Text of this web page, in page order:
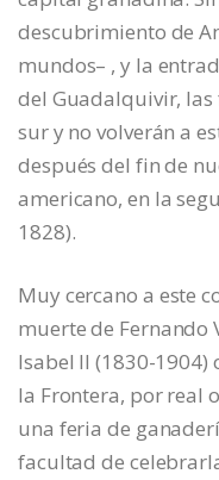
descubrimiento de
mundos– , y la
del Guadalquivir, las
sur y no volverán a
después del fin de
americano, en la
1828).
Muy cercano a este
muerte de Fernando
Isabel II (1830-1904)
la Frontera, por real
una feria de
facultad de